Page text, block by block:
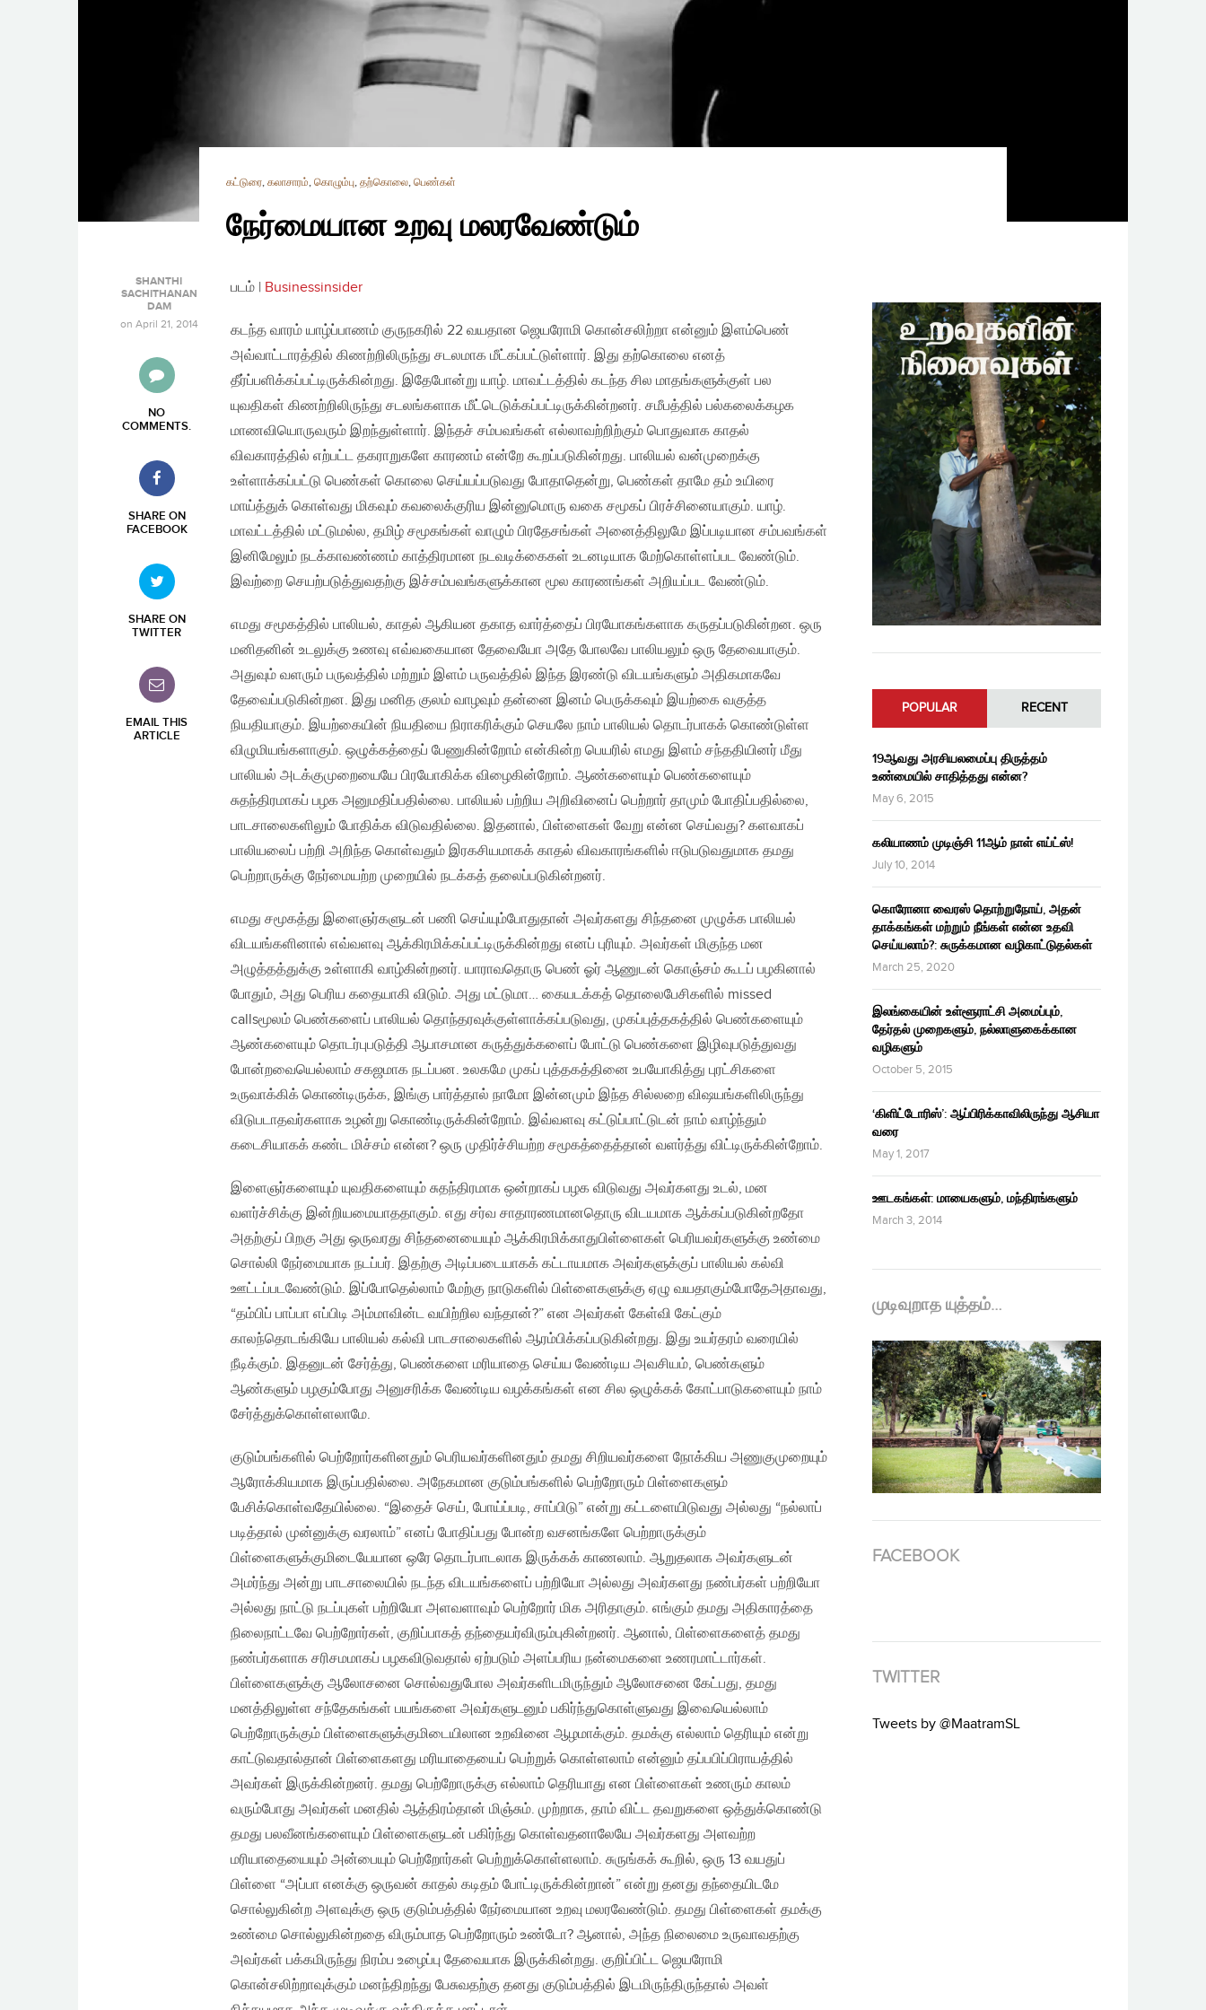
கட்டுரை, கலாசாரம், கொழும்பு, தற்கொலை, பெண்கள்
நேர்மையான உறவு மலரவேண்டும்
SHANTHI
SACHITHANAN
DAM
on April 21, 2014
NO
COMMENTS.
SHARE ON
FACEBOOK
SHARE ON
TWITTER
EMAIL THIS
ARTICLE
படம் | Businessinsider
கடந்த வாரம் யாழ்ப்பாணம் குருநகரில் 22 வயதான ஜெயரோமி கொன்சலிற்றா என்னும் இளம்பெண்
அவ்வாட்டாரத்தில் கிணற்றிலிருந்து சடலமாக மீட்கப்பட்டுள்ளார். இது தற்கொலை எனத்
தீர்ப்பளிக்கப்பட்டிருக்கின்றது. இதேபோன்று யாழ். மாவட்டத்தில் கடந்த சில மாதங்களுக்குள் பல
யுவதிகள் கிணற்றிலிருந்து சடலங்களாக மீட்டெடுக்கப்பட்டிருக்கின்றனர். சமீபத்தில் பல்கலைக்கழக
மாணவியொருவரும் இறந்துள்ளார். இந்தச் சம்பவங்கள் எல்லாவற்றிற்கும் பொதுவாக காதல்
விவகாரத்தில் எற்பட்ட தகராறுகளே காரணம் என்றே கூறப்படுகின்றது. பாலியல் வன்முறைக்கு
உள்ளாக்கப்பட்டு பெண்கள் கொலை செய்யப்படுவது போதாதென்று, பெண்கள் தாமே தம் உயிரை
மாய்த்துக் கொள்வது மிகவும் கவலைக்குரிய இன்னுமொரு வகை சமூகப் பிரச்சினையாகும். யாழ்.
மாவட்டத்தில் மட்டுமல்ல, தமிழ் சமூகங்கள் வாழும் பிரதேசங்கள் அனைத்திலுமே இப்படியான சம்பவங்கள்
இனிமேலும் நடக்காவண்ணம் காத்திரமான நடவடிக்கைகள் உடனடியாக மேற்கொள்ளப்பட வேண்டும்.
இவற்றை செயற்படுத்துவதற்கு இச்சம்பவங்களுக்கான மூல காரணங்கள் அறியப்பட வேண்டும்.
எமது சமூகத்தில் பாலியல், காதல் ஆகியன தகாத வார்த்தைப் பிரயோகங்களாக கருதப்படுகின்றன. ஒரு
மனிதனின் உடலுக்கு உணவு எவ்வகையான தேவையோ அதே போலவே பாலியலும் ஒரு தேவையாகும்.
அதுவும் வளரும் பருவத்தில் மற்றும் இளம் பருவத்தில் இந்த இரண்டு விடயங்களும் அதிகமாகவே
தேவைப்படுகின்றன. இது மனித குலம் வாழவும் தன்னை இனம் பெருக்கவும் இயற்கை வகுத்த
நியதியாகும். இயற்கையின் நியதியை நிராகரிக்கும் செயலே நாம் பாலியல் தொடர்பாகக் கொண்டுள்ள
விழுமியங்களாகும். ஒழுக்கத்தைப் பேணுகின்றோம் என்கின்ற பெயரில் எமது இளம் சந்ததியினர் மீது
பாலியல் அடக்குமுறையையே பிரயோகிக்க விழைகின்றோம். ஆண்களையும் பெண்களையும்
சுதந்திரமாகப் பழக அனுமதிப்பதில்லை. பாலியல் பற்றிய அறிவினைப் பெற்றார் தாமும் போதிப்பதில்லை,
பாடசாலைகளிலும் போதிக்க விடுவதில்லை. இதனால், பிள்ளைகள் வேறு என்ன செய்வது? களவாகப்
பாலியலைப் பற்றி அறிந்த கொள்வதும் இரகசியமாகக் காதல் விவகாரங்களில் ஈடுபடுவதுமாக தமது
பெற்றாருக்கு நேர்மையற்ற முறையில் நடக்கத் தலைப்படுகின்றனர்.
எமது சமூகத்து இளைஞர்களுடன் பணி செய்யும்போதுதான் அவர்களது சிந்தனை முழுக்க பாலியல்
விடயங்களினால் எவ்வளவு ஆக்கிரமிக்கப்பட்டிருக்கின்றது எனப் புரியும். அவர்கள் மிகுந்த மன
அழுத்தத்துக்கு உள்ளாகி வாழ்கின்றனர். யாராவதொரு பெண் ஓர் ஆணுடன் கொஞ்சம் கூடப் பழகினால்
போதும், அது பெரிய கதையாகி விடும். அது மட்டுமா… கையடக்கத் தொலைபேசிகளில் missed
callsமூலம் பெண்களைப் பாலியல் தொந்தரவுக்குள்ளாக்கப்படுவது, முகப்புத்தகத்தில் பெண்களையும்
ஆண்களையும் தொடர்புபடுத்தி ஆபாசமான கருத்துக்களைப் போட்டு பெண்களை இழிவுபடுத்துவது
போன்றவையெல்லாம் சகஜமாக நடப்பன. உலகமே முகப் புத்தகத்தினை உபயோகித்து புரட்சிகளை
உருவாக்கிக் கொண்டிருக்க, இங்கு பார்த்தால் நாமோ இன்னமும் இந்த சில்லறை விஷயங்களிலிருந்து
விடுபடாதவர்களாக உழன்று கொண்டிருக்கின்றோம். இவ்வளவு கட்டுப்பாட்டுடன் நாம் வாழ்ந்தும்
கடைசியாகக் கண்ட மிச்சம் என்ன? ஒரு முதிர்ச்சியற்ற சமூகத்தைத்தான் வளர்த்து விட்டிருக்கின்றோம்.
இளைஞர்களையும் யுவதிகளையும் சுதந்திரமாக ஒன்றாகப் பழக விடுவது அவர்களது உடல், மன
வளர்ச்சிக்கு இன்றியமையாததாகும். எது சர்வ சாதாரணமானதொரு விடயமாக ஆக்கப்படுகின்றதோ
அதற்குப் பிறகு அது ஒருவரது சிந்தனையையும் ஆக்கிரமிக்காதுபிள்ளைகள் பெரியவர்களுக்கு உண்மை
சொல்லி நேர்மையாக நடப்பர். இதற்கு அடிப்படையாகக் கட்டாயமாக அவர்களுக்குப் பாலியல் கல்வி
ஊட்டப்படவேண்டும். இப்போதெல்லாம் மேற்கு நாடுகளில் பிள்ளைகளுக்கு ஏழு வயதாகும்போதேஅதாவது,
“தம்பிப் பாப்பா எப்பிடி அம்மாவின்ட வயிற்றில வந்தான்?” என அவர்கள் கேள்வி கேட்கும்
காலந்தொடங்கியே பாலியல் கல்வி பாடசாலைகளில் ஆரம்பிக்கப்படுகின்றது. இது உயர்தரம் வரையில்
நீடிக்கும். இதனுடன் சேர்த்து, பெண்களை மரியாதை செய்ய வேண்டிய அவசியம், பெண்களும்
ஆண்களும் பழகும்போது அனுசரிக்க வேண்டிய வழக்கங்கள் என சில ஒழுக்கக் கோட்பாடுகளையும் நாம்
சேர்த்துக்கொள்ளலாமே.
குடும்பங்களில் பெற்றோர்களினதும் பெரியவர்களினதும் தமது சிறியவர்களை நோக்கிய அணுகுமுறையும்
ஆரோக்கியமாக இருப்பதில்லை. அநேகமான குடும்பங்களில் பெற்றோரும் பிள்ளைகளும்
பேசிக்கொள்வதேயில்லை. “இதைச் செய், போய்ப்படி, சாப்பிடு” என்று கட்டளையிடுவது அல்லது “நல்லாப்
படித்தால் முன்னுக்கு வரலாம்” எனப் போதிப்பது போன்ற வசனங்களே பெற்றாருக்கும்
பிள்ளைகளுக்குமிடையேயான ஒரே தொடர்பாடலாக இருக்கக் காணலாம். ஆறுதலாக அவர்களுடன்
அமர்ந்து அன்று பாடசாலையில் நடந்த விடயங்களைப் பற்றியோ அல்லது அவர்களது நண்பர்கள் பற்றியோ
அல்லது நாட்டு நடப்புகள் பற்றியோ அளவளாவும் பெற்றோர் மிக அரிதாகும். எங்கும் தமது அதிகாரத்தை
நிலைநாட்டவே பெற்றோர்கள், குறிப்பாகத் தந்தையர்விரும்புகின்றனர். ஆனால், பிள்ளைகளைத் தமது
நண்பர்களாக சரிசமமாகப் பழகவிடுவதால் ஏற்படும் அளப்பரிய நன்மைகளை உணரமாட்டார்கள்.
பிள்ளைகளுக்கு ஆலோசனை சொல்வதுபோல அவர்களிடமிருந்தும் ஆலோசனை கேட்பது, தமது
மனத்திலுள்ள சந்தேகங்கள் பயங்களை அவர்களுடனும் பகிர்ந்துகொள்ளுவது இவையெல்லாம்
பெற்றோருக்கும் பிள்ளைகளுக்குமிடையிலான உறவினை ஆழமாக்கும். தமக்கு எல்லாம் தெரியும் என்று
காட்டுவதால்தான் பிள்ளைகளது மரியாதையைப் பெற்றுக் கொள்ளலாம் என்னும் தப்பபிப்பிராயத்தில்
அவர்கள் இருக்கின்றனர். தமது பெற்றோருக்கு எல்லாம் தெரியாது என பிள்ளைகள் உணரும் காலம்
வரும்போது அவர்கள் மனதில் ஆத்திரம்தான் மிஞ்சும். முற்றாக, தாம் விட்ட தவறுகளை ஒத்துக்கொண்டு
தமது பலவீனங்களையும் பிள்ளைகளுடன் பகிர்ந்து கொள்வதனாலேயே அவர்களது அளவற்ற
மரியாதையையும் அன்பையும் பெற்றோர்கள் பெற்றுக்கொள்ளலாம். சுருங்கக் கூறில், ஒரு 13 வயதுப்
பிள்ளை “அப்பா எனக்கு ஒருவன் காதல் கடிதம் போட்டிருக்கின்றான்” என்று தனது தந்தையிடமே
சொல்லுகின்ற அளவுக்கு ஒரு குடும்பத்தில் நேர்மையான உறவு மலரவேண்டும். தமது பிள்ளைகள் தமக்கு
உண்மை சொல்லுகின்றதை விரும்பாத பெற்றோரும் உண்டோ? ஆனால், அந்த நிலைமை உருவாவதற்கு
அவர்கள் பக்கமிருந்து நிரம்ப உழைப்பு தேவையாக இருக்கின்றது. குறிப்பிட்ட ஜெயரோமி
கொன்சலிற்றாவுக்கும் மனந்திறந்து பேசுவதற்கு தனது குடும்பத்தில் இடமிருந்திருந்தால் அவள்
POPULAR RECENT
19ஆவது அரசியலமைப்பு திருத்தம்
உண்மையில் சாதித்தது என்ன?
May 6, 2015
கலியாணம் முடிஞ்சி 11ஆம் நாள் எய்ட்ஸ்!
July 10, 2014
கொரோனா வைரஸ் தொற்றுநோய், அதன்
தாக்கங்கள் மற்றும் நீங்கள் என்ன உதவி
செய்யலாம்?: சுருக்கமான வழிகாட்டுதல்கள்
March 25, 2020
இலங்கையின் உள்ளூராட்சி அமைப்பும்,
தேர்தல் முறைகளும், நல்லாளுகைக்கான
வழிகளும்
October 5, 2015
‘கிளிட்டோரிஸ்’: ஆப்பிரிக்காவிலிருந்து ஆசியா
வரை
May 1, 2017
ஊடகங்கள்: மாயைகளும், மந்திரங்களும்
March 3, 2014
முடிவுறாத யுத்தம்…
FACEBOOK
TWITTER
Tweets by @MaatramSL